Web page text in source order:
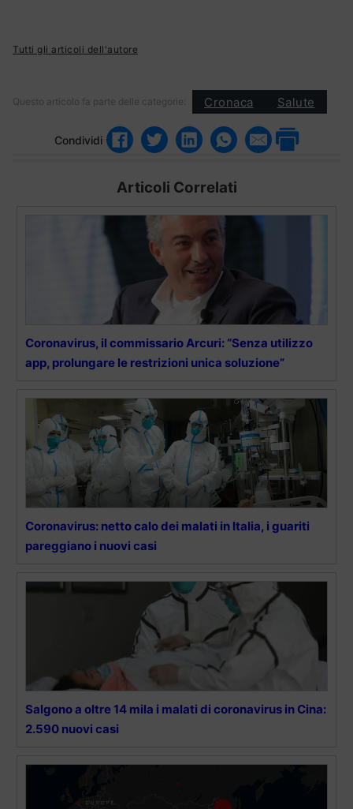
Tutti gli articoli dell'autore
Questo articolo fa parte delle categorie: Cronaca Salute
Condividi
Articoli Correlati
Coronavirus, il commissario Arcuri: “Senza utilizzo
app, prolungare le restrizioni unica soluzione”
Coronavirus: netto calo dei malati in Italia, i guariti
pareggiano i nuovi casi
Salgono a oltre 14 mila i malati di coronavirus in Cina:
2.590 nuovi casi